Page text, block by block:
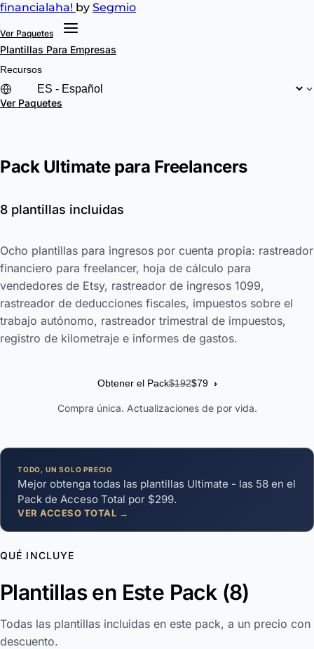
financialaha! by Segmio
Ver Paquetes
Plantillas Para Empresas
Recursos
Ver Paquetes
Pack Ultimate para Freelancers
8 plantillas incluidas
Ocho plantillas para ingresos por cuenta propia: rastreador
financiero para freelancer, hoja de cálculo para
vendedores de Etsy, rastreador de ingresos 1099,
rastreador de deducciones fiscales, impuestos sobre el
trabajo autónomo, rastreador trimestral de impuestos,
registro de kilometraje e informes de gastos.
Obtener el Pack$192$79 ›
Compra única. Actualizaciones de por vida.
TODO, UN SOLO PRECIO
Mejor obtenga todas las plantillas Ultimate - las 58 en el
Pack de Acceso Total por $299.
VER ACCESO TOTAL →
QUÉ INCLUYE
Plantillas en Este Pack (8)
Todas las plantillas incluidas en este pack, a un precio con
descuento.